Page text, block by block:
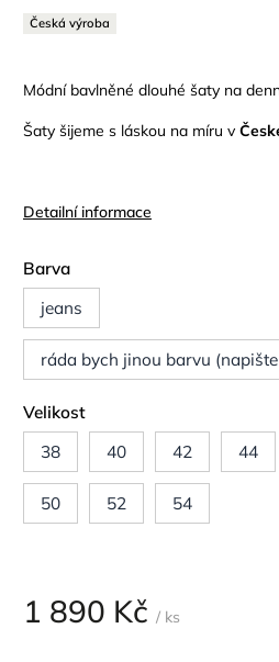
Módní bavlněné dlouhé šaty na
Šaty šijeme s láskou na míru v
Detailní informace
Česká výroba
Barva
jeans
ráda bych jinou barvu
Velikost
38
40 42 44
50 52 54
1 890 Kč / ks